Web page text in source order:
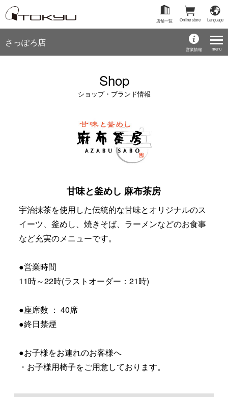
Language
Online store
店舗一覧
さっぽろ店
営業情報
Shop
ショップ・ブランド情報
甘味と釜めし 麻布茶房
宇治抹茶を使用した伝統的な甘味とオリジナルのス
イーツ、釜めし、焼きそば、ラーメンなどのお食事
など充実のメニューです。
●営業時間
11時～22時(ラストオーダー：21時)
●座席数 ： 40席
●終日禁煙
●お子様をお連れのお客様へ
・お子様用椅子をご用意しております。
menu